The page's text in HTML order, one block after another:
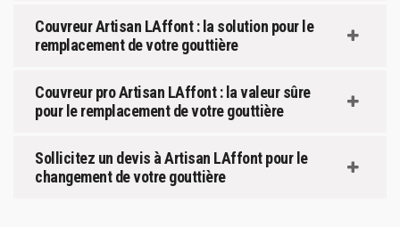
Couvreur Artisan LAffont : la solution pour le
remplacement de votre gouttière
Couvreur pro Artisan LAffont : la valeur sûre
pour le remplacement de votre gouttière
Sollicitez un devis à Artisan LAffont pour le
changement de votre gouttière